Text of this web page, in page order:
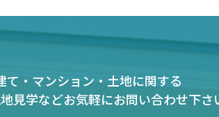
て・マンション・土地に関する
見学などお気軽にお問い合わせ下さ